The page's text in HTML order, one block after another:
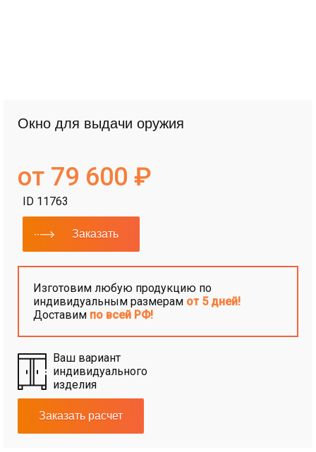
Окно для выдачи оружия
от 79 600 ₽
ID 11763
Заказать
Изготовим любую продукцию по
индивидуальным размерам от 5 дней!
Доставим по всей РФ!
Ваш вариант
индивидуального
изделия
Заказать расчет